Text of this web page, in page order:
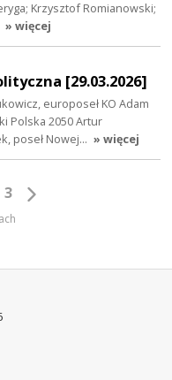
Krzysztof Romianowski;
» więcej
[29.03.2026]
europoseł KO Adam
Polska 2050 Artur
poseł Nowej… » więcej
3